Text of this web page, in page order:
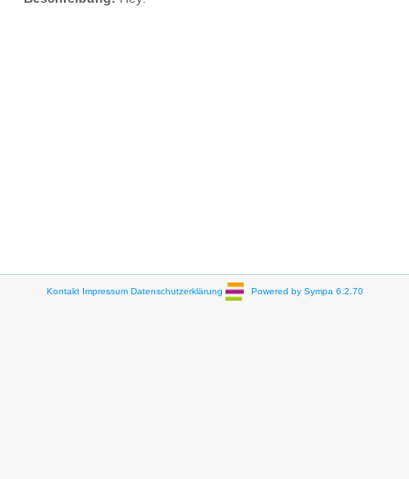
Kontakt Impressum Datenschutzerklärung Powered by Sympa 6.2.70